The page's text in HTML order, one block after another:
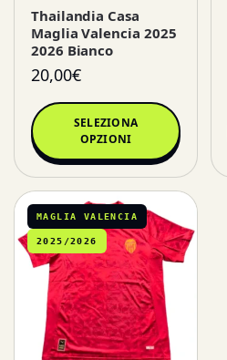
Thailandia Casa
Maglia Valencia 2025
2026 Bianco
20,00€
SELEZIONA
OPZIONI
MAGLIA VALENCIA
2025/2026